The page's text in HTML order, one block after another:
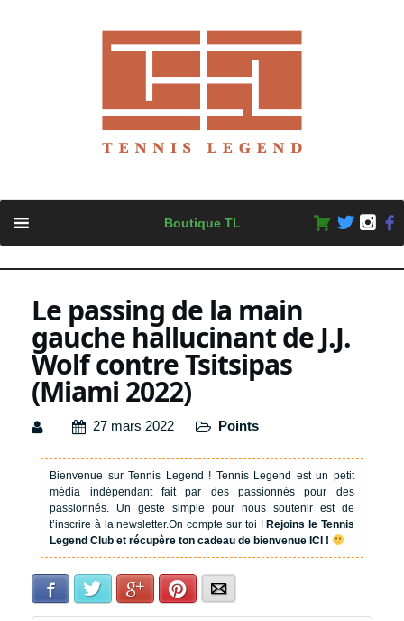
content
Boutique TL
Le passing de la main
gauche hallucinant de J.J.
Wolf contre Tsitsipas
(Miami 2022)
27 mars 2022 Points
Bienvenue sur Tennis Legend ! Tennis Legend est un petit
média indépendant fait par des passionnés pour des
passionnés. Un geste simple pour nous soutenir est de
t’inscrire à la newsletter.On compte sur toi !Rejoins le Tennis
Legend Club et récupère ton cadeau de bienvenue ICI !
Facebook Twitter Google+Pinterest